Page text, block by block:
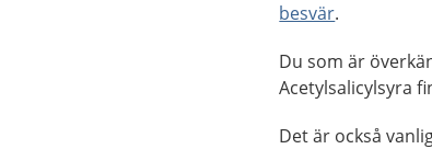
besvär.
Du som är
Acetylsalicylsyra
Det är också